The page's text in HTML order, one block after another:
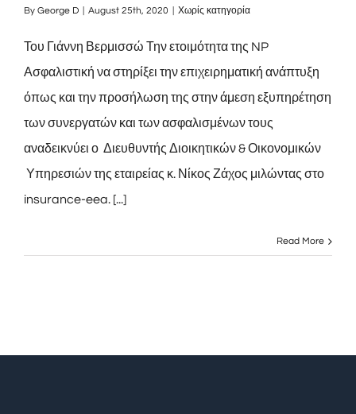
By George D August 25th, 2020 Χωρίς κατηγορία
Του Γιάννη Βερμισσώ Την ετοιμότητα της NP
Ασφαλιστική να στηρίξει την επιχειρηματική ανάπτυξη
όπως και την προσήλωση της στην άμεση εξυπηρέτηση
των συνεργατών και των ασφαλισμένων τους
αναδεικνύει ο Διευθυντής Διοικητικών & Οικονομικών
Υπηρεσιών της εταιρείας κ. Νίκος Ζάχος μιλώντας στο
insurance-eea. [...]
Read More